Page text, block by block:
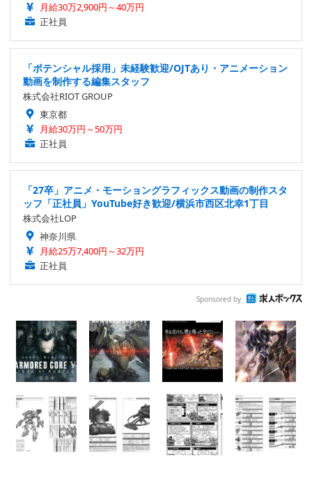
月給30万2,900円～40万円
正社員
「ポテンシャル採用」未経験歓迎/OJTあり・アニメーション
動画を制作する編集スタッフ
株式会社RIOT GROUP
東京都
月給30万円～50万円
正社員
「27卒」アニメ・モーショングラフィックス動画の制作スタ
ッフ「正社員」YouTube好き歓迎/横浜市西区北幸1丁目
株式会社LOP
神奈川県
月給25万7,400円～32万円
正社員
Sponsored by